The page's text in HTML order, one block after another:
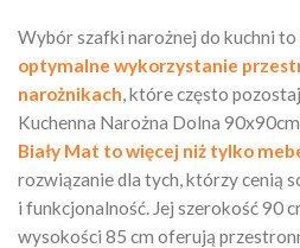
Wybór szafki narożnej do kuchni
optymalne wykorzystanie
narożnikach , które często
Kuchenna Narożna Dolna
Biały Mat to więcej niż tylko
rozwiązanie dla tych, którzy cenią
i funkcjonalność. Jej szerokość 90
wysokości 85 cm oferują